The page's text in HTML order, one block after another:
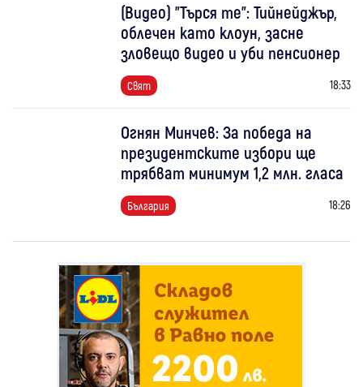
(Видео) "Търся те": Тийнейджър,
облечен като клоун, засне
зловещо видео и уби пенсионер
Свят 18:33
Огнян Минчев: За победа на
президентските избори ще
трябват минимум 1,2 млн. гласа
България 18:26